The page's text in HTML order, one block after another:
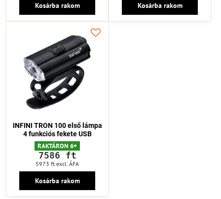
Kosárba rakom Kosárba rakom
INFINI TRON 100 első lámpa
4 funkciós fekete USB
RAKTÁRON 6+
7586 ft
5973 ft excl. ÁFA
Kosárba rakom